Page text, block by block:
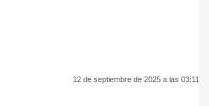
12 de septiembre de 2025 a las 03:11